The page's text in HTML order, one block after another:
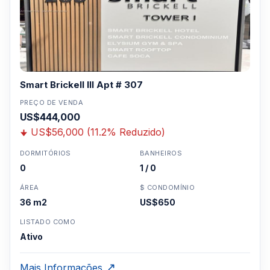
Smart Brickell III Apt # 307
PREÇO DE VENDA
US$444,000
US$56,000 (11.2% Reduzido)
DORMITÓRIOS
0
BANHEIROS
1 / 0
ÁREA
36 m2
$ CONDOMÍNIO
US$650
LISTADO COMO
Ativo
Mais Informações